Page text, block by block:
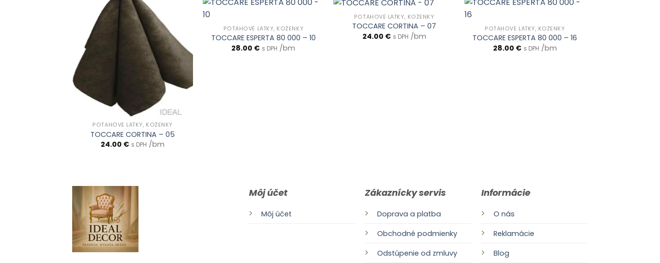
POŤAHOVÉ LÁTKY, KOŽENKY
TOCCARE CORTINA – 05
24.00 € s DPH /bm
POŤAHOVÉ LÁTKY, KOŽENKY
TOCCARE ESPERTA 80 000 – 10
28.00 € s DPH /bm
POŤAHOVÉ LÁTKY, KOŽENKY
TOCCARE CORTINA – 07
24.00 € s DPH /bm
POŤAHOVÉ LÁTKY, KOŽENKY
TOCCARE ESPERTA 80 000 – 16
28.00 € s DPH /bm
Môj účet
Môj účet
Zákaznícky servis
Doprava a platba
Obchodné podmienky
Odstúpenie od zmluvy
Informácie
O nás
Reklamácie
Blog